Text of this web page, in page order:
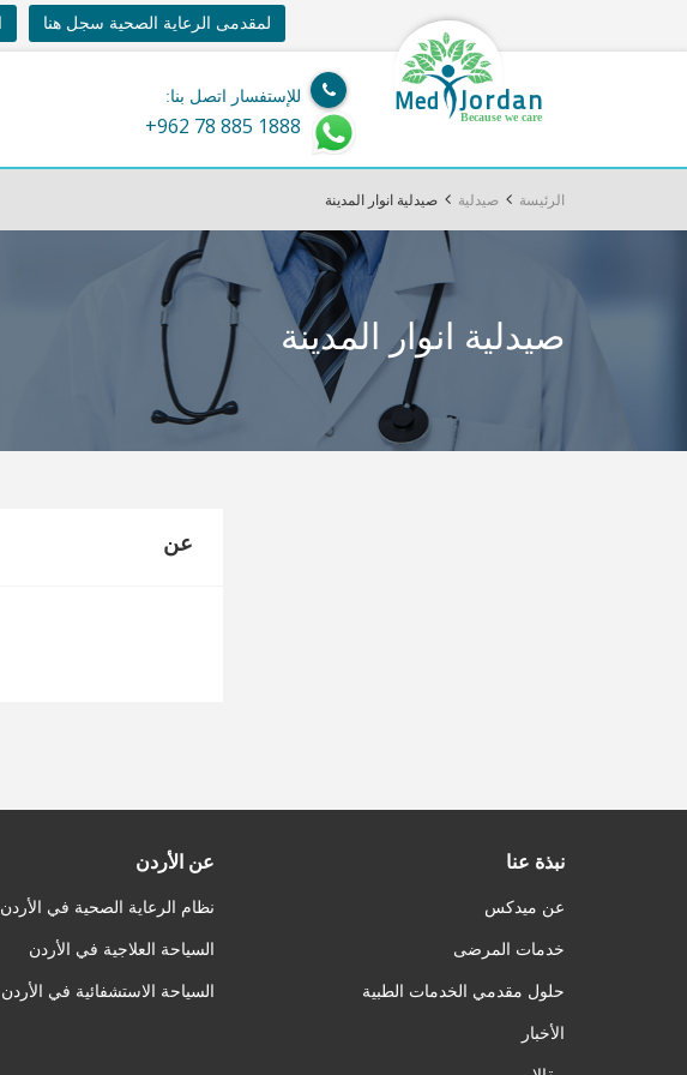
لمقدمى الرعاية الصحية سجل هنا
Med Jordan
Because we care
للإستفسار اتصل بنا:
+962 78 885 1888
الرئيسة صيدلية صيدلية انوار المدينة
صيدلية انوار المدينة
عن
نبذة عنا
عن ميدكس
خدمات المرضى
حلول مقدمي الخدمات الطبية
الأخبار
عن الأردن
نظام الرعاية الصحية في الأردن
السياحة العلاجية في الأردن
السياحة الاستشفائية في الأردن